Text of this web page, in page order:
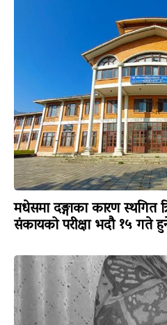
मधेसमा दङ्गाका कारण स्थगित
संकायको परीक्षा भदौ १५ गते